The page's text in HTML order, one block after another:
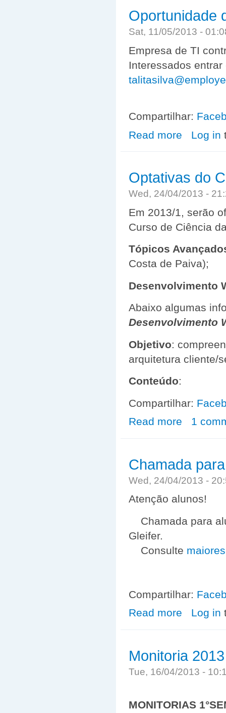
Oportunidade
Sat, 11/05/2013 -
Empresa de TI
Interessados
Compartilhar:
Read more about
Log in
Optativas do
Wed, 24/04/2013 -
Em 2013/1, serão
Curso de Ciência
Tópicos
Costa de Paiva);
Desenvolvimento
Abaixo algumas
Desenvolvimento
Objetivo:
arquitetura cliente/
Conteúdo:
Compartilhar:
Read more about
1
Chamada
Wed, 24/04/2013 -
Atenção alunos!
Chamada para
Gleifer.
Consulte
Compartilhar:
Read more about
Log in
Monitoria
Tue, 16/04/2013 -
MONITORIAS